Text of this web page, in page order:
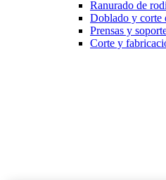
Ranurado de
Doblado y corte
Prensas y
Corte y